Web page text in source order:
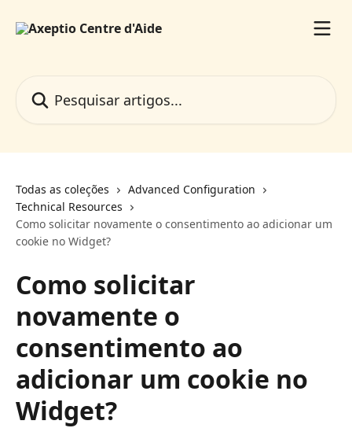
Todas as coleções
Advanced Configuration
Technical Resources
Como solicitar novamente o consentimento ao adicionar um
cookie no Widget?
Como solicitar
novamente o
consentimento ao
adicionar um cookie no
Widget?